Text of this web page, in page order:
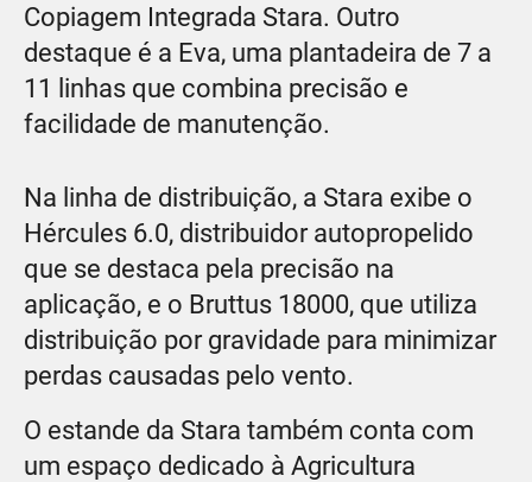
Copiagem Integrada Stara. Outro
destaque é a Eva, uma plantadeira de 7 a
11 linhas que combina precisão e
facilidade de manutenção.
Na linha de distribuição, a Stara exibe o
Hércules 6.0, distribuidor autopropelido
que se destaca pela precisão na
aplicação, e o Bruttus 18000, que utiliza
distribuição por gravidade para minimizar
perdas causadas pelo vento.
O estande da Stara também conta com
um espaço dedicado à Agricultura